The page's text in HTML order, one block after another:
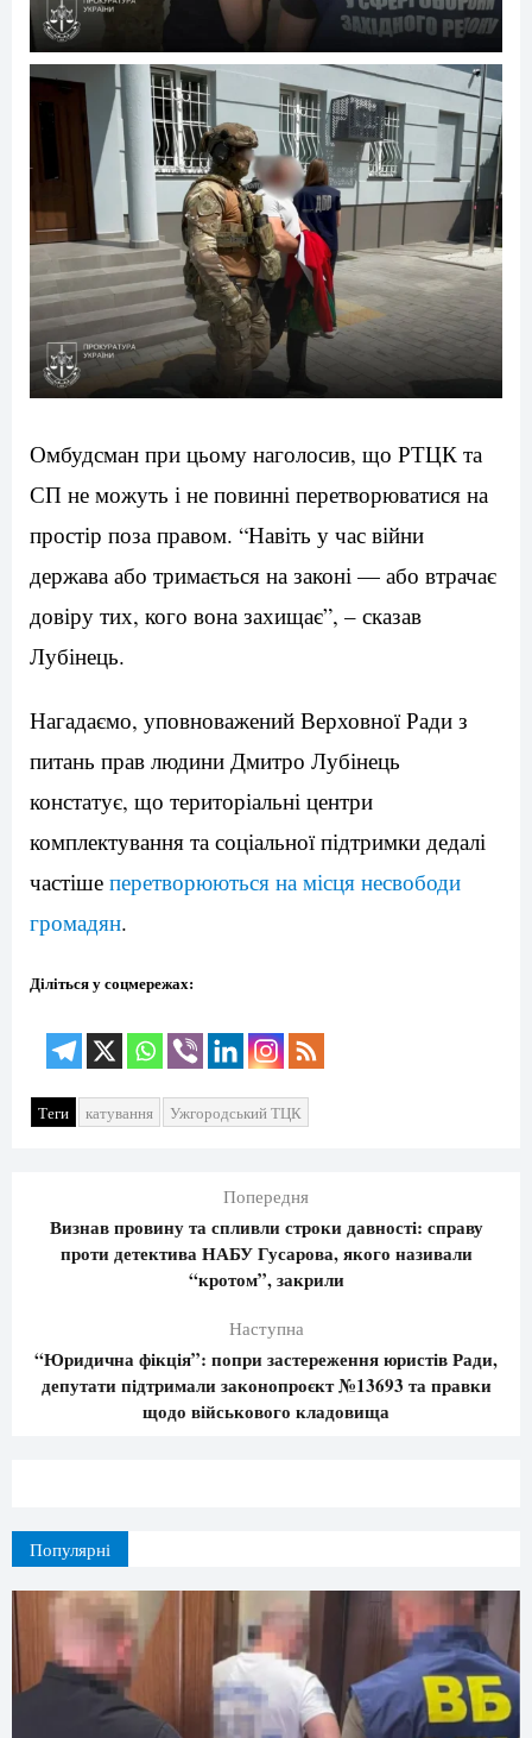
Омбудсман при цьому наголосив, що РТЦК та
СП не можуть і не повинні перетворюватися на
простір поза правом. “Навіть у час війни
держава або тримається на законі — або втрачає
довіру тих, кого вона захищає”, – сказав
Лубінець.
Нагадаємо, уповноважений Верховної Ради з
питань прав людини Дмитро Лубінець
констатує, що територіальні центри
комплектування та соціальної підтримки дедалі
частіше перетворюються на місця несвободи
громадян.
Діліться у соцмережах:
Теги катування Ужгородський ТЦК
Попередня
Визнав провину та спливли строки давності: справу
проти детектива НАБУ Гусарова, якого називали
“кротом”, закрили
Наступна
“Юридична фікція”: попри застереження юристів Ради,
депутати підтримали законопроєкт №13693 та правки
щодо військового кладовища
Популярні